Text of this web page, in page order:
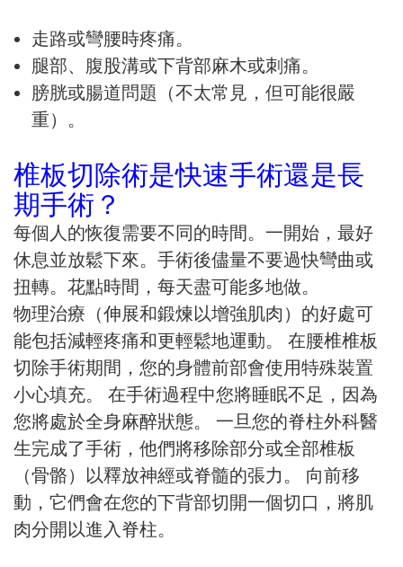
走路或彎腰時疼痛。
腿部、腹股溝或下背部麻木或刺痛。
膀胱或腸道問題（不太常見，但可能很嚴
重）。
椎板切除術是快速手術還是長
期手術？
每個人的恢復需要不同的時間。一開始，最好
休息並放鬆下來。手術後儘量不要過快彎曲或
扭轉。花點時間，每天盡可能多地做。
物理治療（伸展和鍛煉以增強肌肉）的好處可
能包括減輕疼痛和更輕鬆地運動。 在腰椎椎板
切除手術期間，您的身體前部會使用特殊裝置
小心填充。 在手術過程中您將睡眠不足，因為
您將處於全身麻醉狀態。 一旦您的脊柱外科醫
生完成了手術，他們將移除部分或全部椎板
（骨骼）以釋放神經或脊髓的張力。 向前移
動，它們會在您的下背部切開一個切口，將肌
肉分開以進入脊柱。